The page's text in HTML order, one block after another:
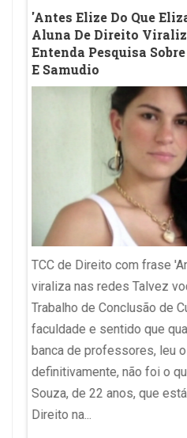
'Antes Elize Do Que
Aluna De Direito
Entenda Pesquisa
E Samudio
TCC de Direito com frase
viraliza nas redes Talvez
Trabalho de Conclusão de
faculdade e sentido que
banca de professores, leu
definitivamente, não foi o
Souza, de 22 anos, que
Direito na...